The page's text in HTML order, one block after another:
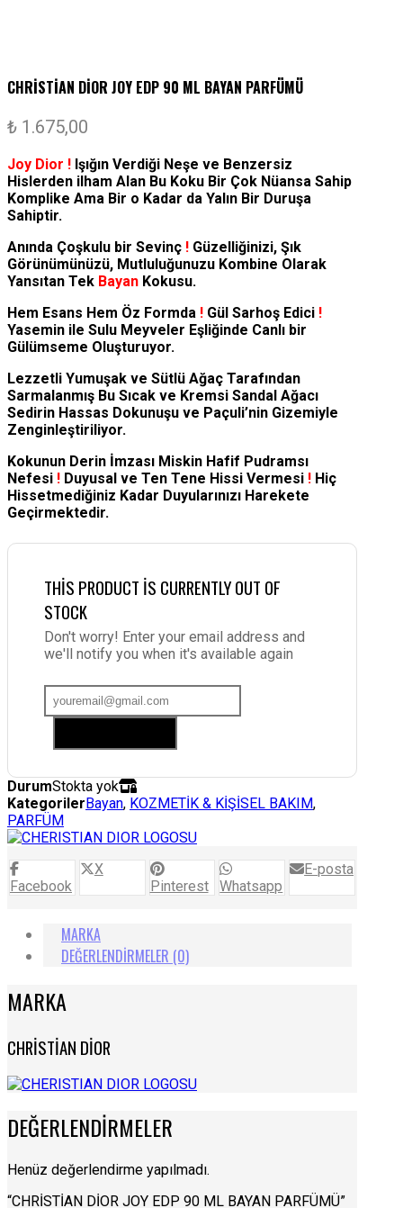
CHRİSTİAN DİOR JOY EDP 90 ML BAYAN PARFÜMÜ
₺ 1.675,00
Joy Dior ! Işığın Verdiği Neşe ve Benzersiz
Hislerden ilham Alan Bu Koku Bir Çok Nüansa Sahip
Komplike Ama Bir o Kadar da Yalın Bir Duruşa
Sahiptir.
Anında Çoşkulu bir Sevinç ! Güzelliğinizi, Şık
Görünümünüzü, Mutluluğunuzu Kombine Olarak
Yansıtan Tek Bayan Kokusu.
Hem Esans Hem Öz Formda ! Gül Sarhoş Edici !
Yasemin ile Sulu Meyveler Eşliğinde Canlı bir
Gülümseme Oluşturuyor.
Lezzetli Yumuşak ve Sütlü Ağaç Tarafından
Sarmalanmış Bu Sıcak ve Kremsi Sandal Ağacı
Sedirin Hassas Dokunuşu ve Paçuli’nin Gizemiyle
Zenginleştiriliyor.
Kokunun Derin İmzası Miskin Hafif Pudramsı
Nefesi ! Duyusal ve Ten Tene Hissi Vermesi ! Hiç
Hissetmediğiniz Kadar Duyularınızı Harekete
Geçirmektedir.
THIS PRODUCT IS CURRENTLY OUT OF
STOCK
Don't worry! Enter your email address and
we'll notify you when it's available again
DurumStokta yok
KategorilerBayan, KOZMETİK & KİŞİSEL BAKIM,
PARFÜM
Facebook
X
Pinterest
Whatsapp
E-posta
MARKA
DEĞERLENDIRMELER (0)
MARKA
CHRİSTİAN DİOR
DEĞERLENDIRMELER
Henüz değerlendirme yapılmadı.
“CHRİSTİAN DİOR JOY EDP 90 ML BAYAN PARFÜMÜ”